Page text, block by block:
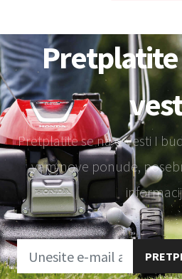
Pretplatite
Pretplatite se na e-vesti I
vam nove ponude,